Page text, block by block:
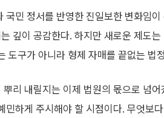
국민 정서를 반영한 진일보한 변화임
깊이 공감한다. 하지만 새로운 제도
도구가 아니라 형제 자매를 끝없는 법
리 내릴지는 이제 법원의 몫으로 넘
민하게 주시해야 할 시점이다. 무엇보